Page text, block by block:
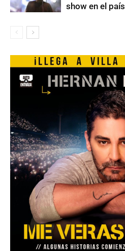
show en el país